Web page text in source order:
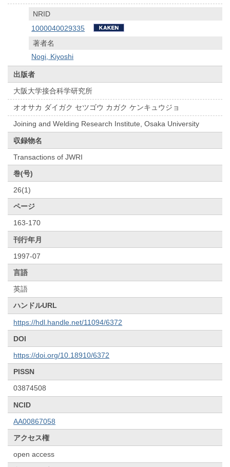
NRID
1000040029335
著者名
Nogi, Kiyoshi
出版者
大阪大学接合科学研究所
オオサカ ダイガク セツゴウ カガク ケンキュウジョ
Joining and Welding Research Institute, Osaka University
収録物名
Transactions of JWRI
巻(号)
26(1)
ページ
163-170
刊行年月
1997-07
言語
英語
ハンドルURL
https://hdl.handle.net/11094/6372
DOI
https://doi.org/10.18910/6372
PISSN
03874508
NCID
AA00867058
アクセス権
open access